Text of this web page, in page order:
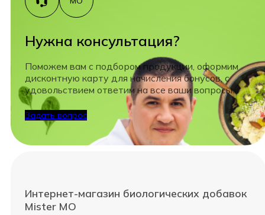
Нужна консультация?
Поможем вам с подбором продукции, оформим
дисконтную карту для начисления бонусов, с
удовольствием ответим на все ваши вопросы.
Задать вопрос
Интернет-магазин биологических добавок
Mister MO